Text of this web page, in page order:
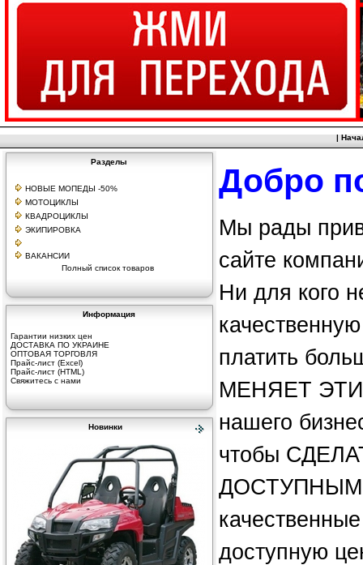
|
Разделы
НОВЫЕ МОПЕДЫ -50%
МОТОЦИКЛЫ
КВАДРОЦИКЛЫ
ЭКИПИРОВКА
ВАКАНСИИ
Полный список товаров
Информация
Гарантии низких цен
ДОСТАВКА ПО УКРАИНЕ
ОПТОВАЯ ТОРГОВЛЯ
Прайс-лист (Excel)
Прайс-лист (HTML)
Свяжитесь с нами
Новинки
Добро
Мы рады
сайте
Ни для кого
платить
МЕНЯЕТ ЭТИ
нашего
чтобы
ДОСТУПНЫМ,
доступную